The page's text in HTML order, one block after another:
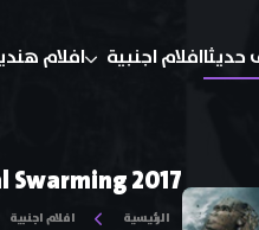
حديثاافلام اجنبية افلام
Swarming 2017
الرئيسية افلام اجنبية